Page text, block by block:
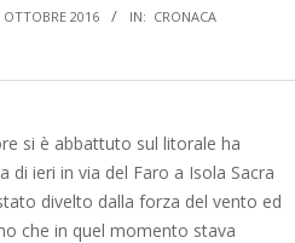
OTTOBRE 2016 IN: CRONACA
si è abbattuto sul litorale ha
di ieri in via del Faro a Isola Sacra
divelto dalla forza del vento ed
che in quel momento stava